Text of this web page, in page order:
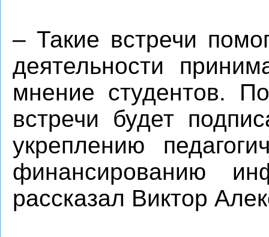
– Такие встречи
деятельности
мнение студентов.
встречи будет
укреплению
финансированию
рассказал Виктор